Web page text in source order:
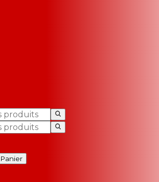
Panier